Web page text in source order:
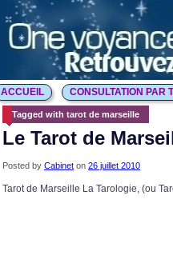
ACCUEIL CONSULTATION PAR
Tagged with tarot de marseille
Le Tarot de
Posted by Cabinet on 26 juillet 2010
Tarot de Marseille La Tarologie, (ou